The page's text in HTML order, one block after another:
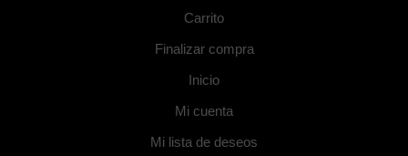
Carrito
Finalizar compra
Inicio
Mi cuenta
Mi lista de deseos